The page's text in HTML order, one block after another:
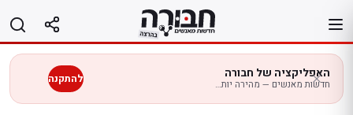
לתוכן
האפליקציה של חבורה
חדשות מאנשים — מהירה יותר בנייד להתקנה